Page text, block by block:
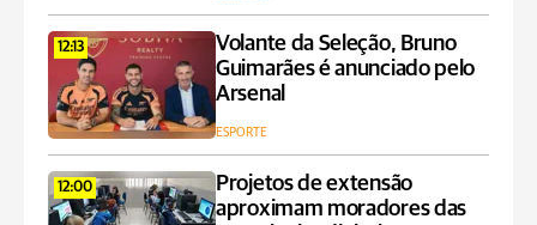
12:13
Volante da Seleção, Bruno
Guimarães é anunciado pelo
Arsenal
ESPORTE
12:00
Projetos de extensão
aproximam moradores das